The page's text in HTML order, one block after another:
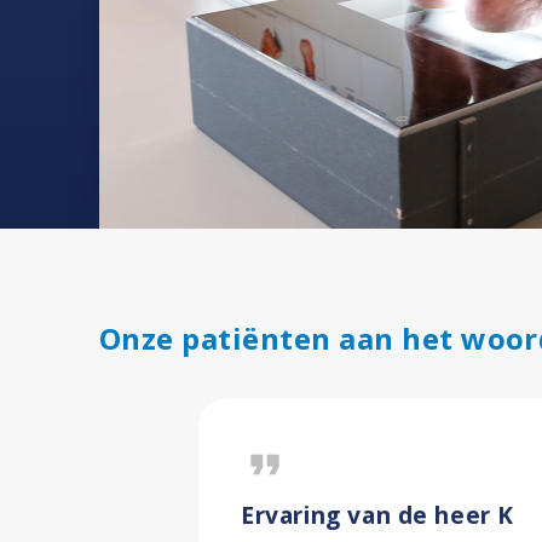
Onze patiënten aan het
format_quote
Ervaring van de heer K